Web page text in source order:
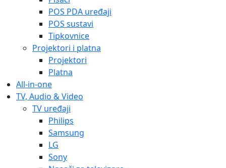
POS PDA uređaji
POS sustavi
Tipkovnice
Projektori i platna
Projektori
Platna
All-in-one
TV, Audio & Video
TV uređaji
Philips
Samsung
LG
Sony